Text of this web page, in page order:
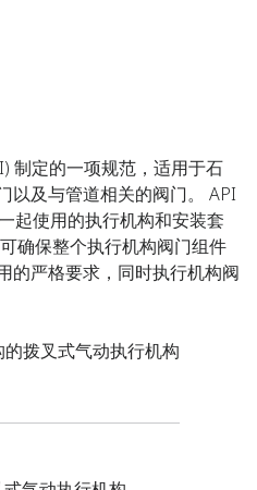
制定的一项规范，适用于石
以及与管道相关的阀门。 API
起使用的执行机构和安装套
确保整个执行机构阀门组件
的严格要求，同时执行机构阀
构必须满足的一系列具体设
记录要求。 它基于应用（例
标准，必须随附多项经认
拨叉式气动执行机构